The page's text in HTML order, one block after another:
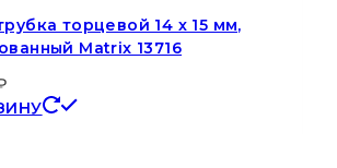
торцевой 14 х 15 мм,
Matrix 13716